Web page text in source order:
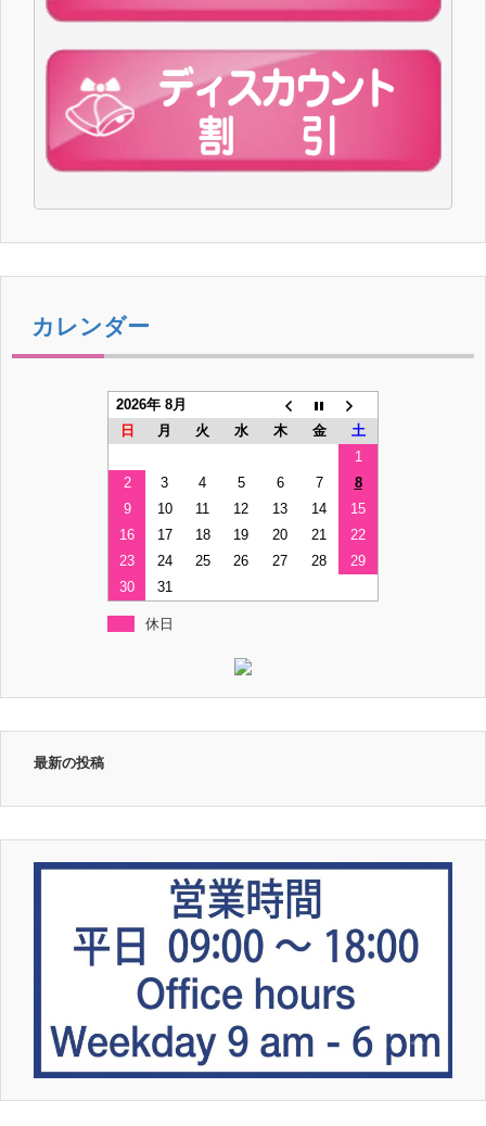
カレンダー
2026年 8月
日
月 火 水 木 金
土
1
2
3 4 5 6 7
8
9
10 11 12 13 14
15
16
17 18 19 20 21
22
23
24 25 26 27 28
29
30
31
休日
最新の投稿